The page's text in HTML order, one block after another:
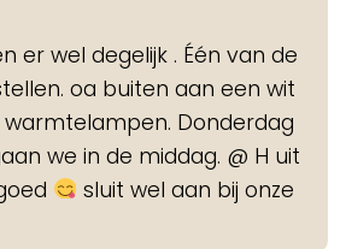
er wel degelijk . Één van de
oa buiten aan een wit
Donderdag
we in de middag. @ H uit
sluit wel aan bij onze